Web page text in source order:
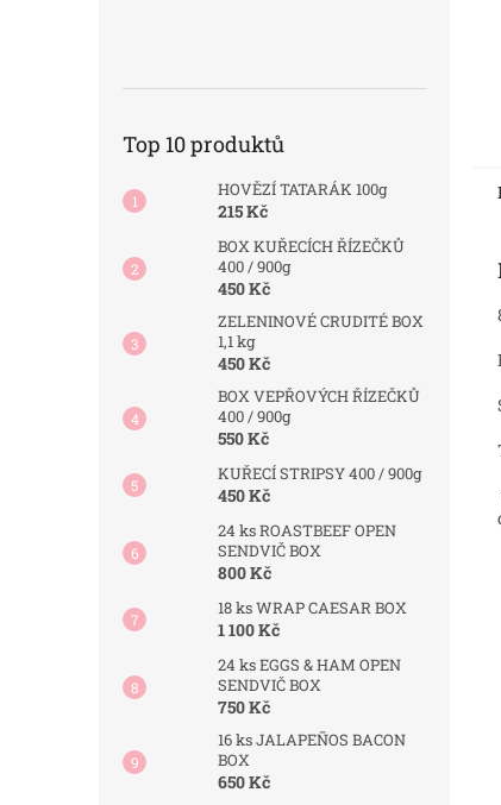
Top 10 produktů
HOVĚZÍ TATARÁK 100g
215 Kč
BOX KUŘECÍCH ŘÍZEČKŮ
400 / 900g
450 Kč
ZELENINOVÉ CRUDITÉ BOX
1,1 kg
450 Kč
BOX VEPŘOVÝCH ŘÍZEČKŮ
400 / 900g
550 Kč
KUŘECÍ STRIPSY 400 / 900g
450 Kč
24 ks ROASTBEEF OPEN
SENDVIČ BOX
800 Kč
18 ks WRAP CAESAR BOX
1 100 Kč
24 ks EGGS & HAM OPEN
SENDVIČ BOX
750 Kč
16 ks JALAPEÑOS BACON
BOX
650 Kč